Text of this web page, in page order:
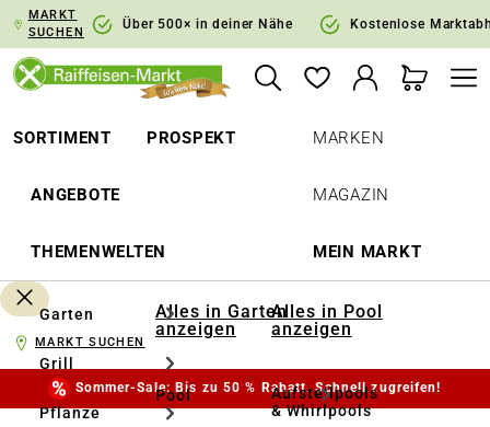
Zur Hauptnavigation springen
MARKT
SUCHEN
Über 500× in deiner Nähe Kostenlose
SORTIMENT PROSPEKT
ANGEBOTE
THEMENWELTEN
MARKEN
MAGAZIN
MEIN MARKT
Garten
Grill
Pflanze
Alles in Garten
anzeigen
Pool
Alles in Pool
anzeigen
Aufstellpools
& Whirlpools
MARKT SUCHEN
Sommer-Sale: Bis zu 50 % Rabatt. Schnell zugreifen!